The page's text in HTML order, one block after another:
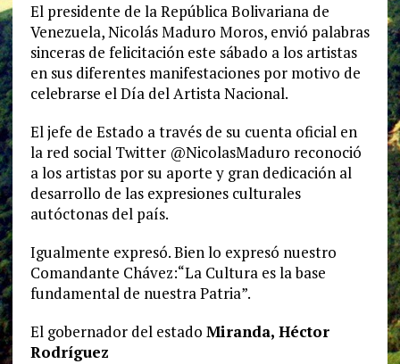
El presidente de la República Bolivariana de
Venezuela, Nicolás Maduro Moros, envió palabras
sinceras de felicitación este sábado a los artistas
en sus diferentes manifestaciones por motivo de
celebrarse el Día del Artista Nacional.
El jefe de Estado a través de su cuenta oficial en
la red social Twitter @NicolasMaduro reconoció
a los artistas por su aporte y gran dedicación al
desarrollo de las expresiones culturales
autóctonas del país.
Igualmente expresó. Bien lo expresó nuestro
Comandante Chávez:“La Cultura es la base
fundamental de nuestra Patria”.
El gobernador del estado Miranda, Héctor
Rodríguez